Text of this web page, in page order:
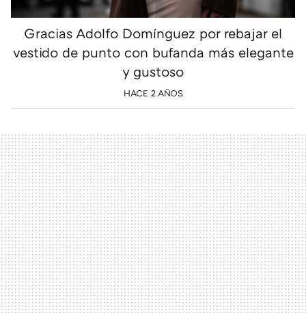
Gracias Adolfo Domínguez por rebajar el
vestido de punto con bufanda más elegante
y gustoso
HACE 2 AÑOS